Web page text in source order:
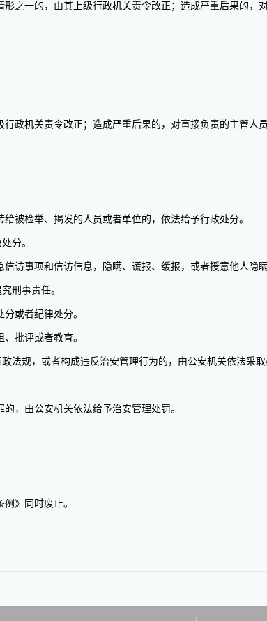
一的，由其上级行政机关责令改正；造成严重后果的，
机关责令改正；造成严重后果的，对直接负责的主管人
检举、揭发的人员或者单位的，依法给予行政处分。
分。
事项和信访信息，隐瞒、谎报、缓报，或者授意他人隐瞒
刑事责任。
或者纪律处分。
批评或者教育。
规，或者构成违反治安管理行为的，由公安机关依法采取
，由公安机关依法给予治安管理处罚。
例 》同时废止。